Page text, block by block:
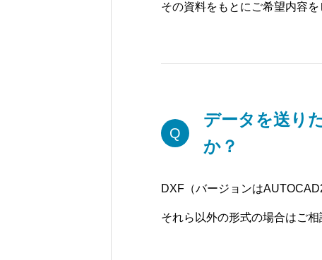
その資料をもとにご希望内容
Q
データを送り
か？
DXF（バージョンは
それら以外の形式の場合はご相